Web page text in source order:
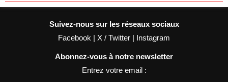
Suivez-nous sur les réseaux sociaux
Facebook | X / Twitter | Instagram
Abonnez-vous à notre newsletter
Entrez votre email :